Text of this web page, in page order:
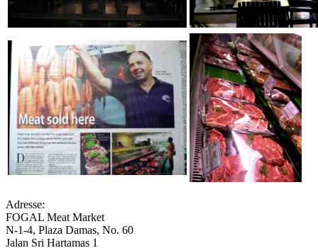
Adresse:
FOGAL Meat Market
N-1-4, Plaza Damas, No. 60
Jalan Sri Hartamas 1